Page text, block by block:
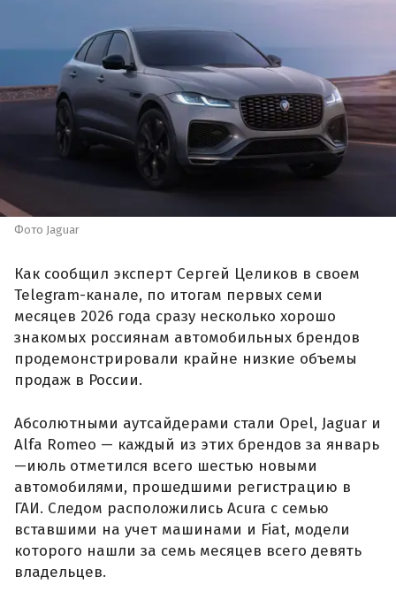
Фото Jaguar
Как сообщил эксперт Сергей Целиков в своем
Telegram-канале, по итогам первых семи
месяцев 2026 года сразу несколько хорошо
знакомых россиянам автомобильных брендов
продемонстрировали крайне низкие объемы
продаж в России.
Абсолютными аутсайдерами стали Opel, Jaguar и
Alfa Romeo — каждый из этих брендов за январь
—июль отметился всего шестью новыми
автомобилями, прошедшими регистрацию в
ГАИ. Следом расположились Acura с семью
вставшими на учет машинами и Fiat, модели
которого нашли за семь месяцев всего девять
владельцев.